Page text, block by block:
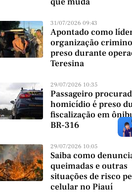
31/07/2026 09:43
Apontado como
organização
preso durante
Teresina
29/07/2026 10:35
Passageiro
homicídio é preso
fiscalização em
BR-316
29/07/2026 10:05
Saiba como
queimadas e outras
situações de risco
celular no Piauí